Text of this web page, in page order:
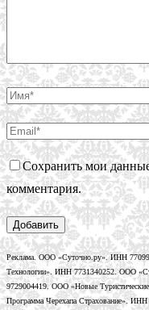
Сохранить мои
комментария.
Реклама. ООО «Суточно.ру». ИНН
Технологии». ИНН 7731340252. ООО
9729004419. ООО «Новые
Программа Черехапа Страхование».